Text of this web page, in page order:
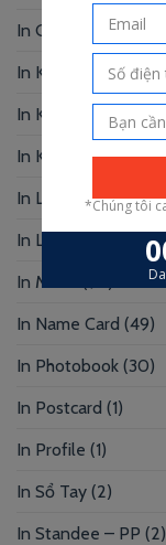
In Giấy Mỹ Thuật(1)
In Kẹp Bill
(1)
In Khung Hình
In Kỷ Yếu
(6)
In Lịch Bàn(19)
In Logo
In Menu
In Name Card (49)
In Photobook (30)
In Postcard (1)
In Profile (1)
In Sổ Tay (2)
In Standee – PP (2)